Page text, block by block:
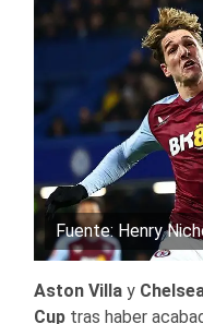
Fuente: Henry
Aston Villa y
Cup tras haber